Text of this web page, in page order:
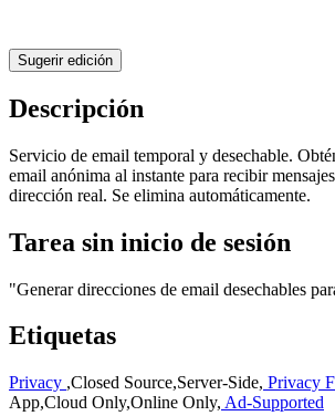
Sugerir edición
Descripción
Servicio de email temporal y desechable.
email anónima al instante para recibir
dirección real. Se elimina automáticamente.
Tarea sin inicio de sesión
"Generar direcciones de email desechables
Etiquetas
Privacy ,Closed Source,Server-Side, Privacy
App,Cloud Only,Online Only, Ad-Supported